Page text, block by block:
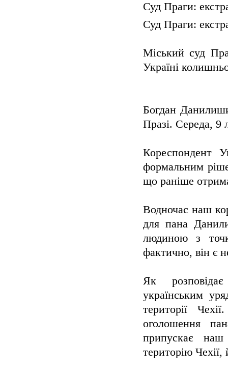
Суд Праги:
Суд Праги:
Міський суд
Україні
Богдан
Празі. Середа, 9
Кореспондент
формальним
що раніше
Водночас наш
для пана
людиною з
фактично, він є
Як
українським
території
оголошення
припускає наш
територію